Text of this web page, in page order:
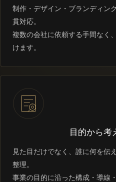
制作・デザイン・ブランディン
貫対応。
複数の会社に依頼する手間なく
けます。
目的から考
見た目だけでなく、誰に何を伝
整理。
事業の目的に沿った構成・導線